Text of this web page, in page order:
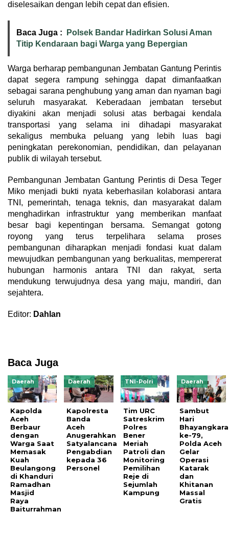
diselesaikan dengan lebih cepat dan efisien.
Baca Juga :
Polsek Bandar Hadirkan Solusi Aman
Titip Kendaraan bagi Warga yang Bepergian
Warga berharap pembangunan Jembatan Gantung Perintis
dapat segera rampung sehingga dapat dimanfaatkan
sebagai sarana penghubung yang aman dan nyaman bagi
seluruh masyarakat. Keberadaan jembatan tersebut
diyakini akan menjadi solusi atas berbagai kendala
transportasi yang selama ini dihadapi masyarakat
sekaligus membuka peluang yang lebih luas bagi
peningkatan perekonomian, pendidikan, dan pelayanan
publik di wilayah tersebut.
Pembangunan Jembatan Gantung Perintis di Desa Teger
Miko menjadi bukti nyata keberhasilan kolaborasi antara
TNI, pemerintah, tenaga teknis, dan masyarakat dalam
menghadirkan infrastruktur yang memberikan manfaat
besar bagi kepentingan bersama. Semangat gotong
royong yang terus terpelihara selama proses
pembangunan diharapkan menjadi fondasi kuat dalam
mewujudkan pembangunan yang berkualitas, mempererat
hubungan harmonis antara TNI dan rakyat, serta
mendukung terwujudnya desa yang maju, mandiri, dan
sejahtera.
Editor: Dahlan
Baca Juga
Daerah
Kapolda
Aceh
Berbaur
dengan
Warga Saat
Memasak
Kuah
Beulangong
di Khanduri
Ramadhan
Masjid
Raya
Baiturrahman
Daerah
Kapolresta
Banda
Aceh
Anugerahkan
Satyalancana
Pengabdian
kepada 36
Personel
TNI-Polri
Tim URC
Satreskrim
Polres
Bener
Meriah
Patroli dan
Monitoring
Pemilihan
Reje di
Sejumlah
Kampung
Daerah
Sambut
Hari
Bhayangkara
ke-79,
Polda Aceh
Gelar
Operasi
Katarak
dan
Khitanan
Massal
Gratis